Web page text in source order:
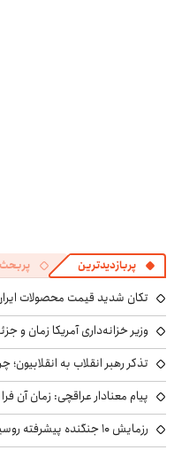
پربازدیدترین
تکان شدید قیمت محصولات ایران‌خودرو
وزیر خزانه‌داری آمریکا زمان و
تذکر رهبر انقلاب به
پیام معنادار عراقچی: زمان آن
رزمایش ۱۰ جنگنده پیشرفته روسیه بر فراز اروپای مرکزی با مهمات واقعی